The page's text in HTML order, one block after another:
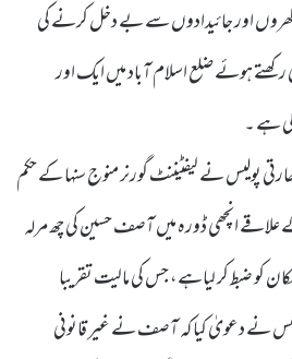
گھروں اور جائیدادوں سے بے دخل کرنے کی
رکھتے ہوئے ضلع اسلام آباد میں ایک اور
ہے ۔
پولیس نے لیفٹیننٹ گورنر منوج سنہا کے حکم
انچھی ڈورہ میں آصف حسین کی چھ مرلہ
کو ضبط کر لیاہے، جس کی مالیت تقریبا
نے دعویٰ کیا کہ آصف نے غیر قانونی